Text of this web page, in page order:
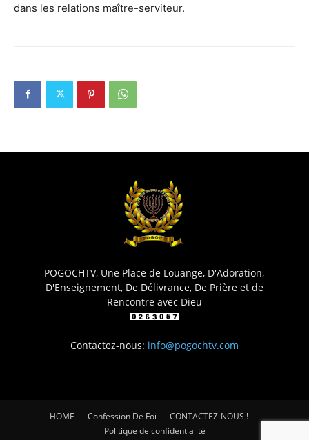
dans les relations maître-serviteur.
POGOCHTV, Une Place de Louange, D'Adoration,
D'Enseignement, De Délivrance, De Prière et de
Rencontre avec Dieu
Contactez-nous: info@pogochtv.com
HOME Confession De Foi
CONTACTEZ-NOUS !
Politique de confidentialité